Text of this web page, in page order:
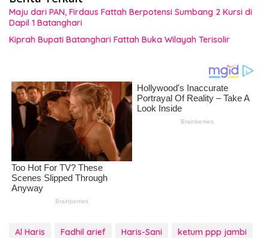
Maju dari PAN, Firdaus Fattah Berpotensi Sumbang 2 Kursi di
Dapil 1 Batanghari
Kiprah Bupati Batanghari Fattah Buka Wilayah Terisolir
Al Haris Fadhil arief Haris-Sani
ketum ppp jambi